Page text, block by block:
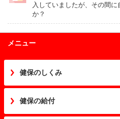
入していましたが、その間
か？
メニュー
健保のしくみ
健保の給付